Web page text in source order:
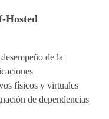
Hosted
de la
físicos y virtuales
de dependencias